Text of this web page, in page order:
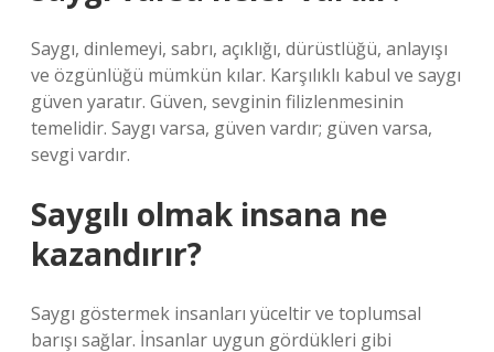
Saygı, dinlemeyi, sabrı, açıklığı, dürüstlüğü, anlayışı
ve özgünlüğü mümkün kılar. Karşılıklı kabul ve saygı
güven yaratır. Güven, sevginin filizlenmesinin
temelidir. Saygı varsa, güven vardır; güven varsa,
sevgi vardır.
Saygılı olmak insana ne
kazandırır?
Saygı göstermek insanları yüceltir ve toplumsal
barışı sağlar. İnsanlar uygun gördükleri gibi